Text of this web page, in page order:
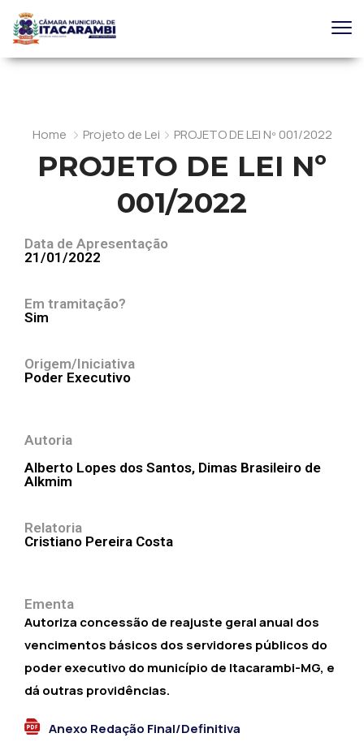
Home Projeto de Lei PROJETO DE LEI Nº 001/2022
PROJETO DE LEI Nº
001/2022
Data de Apresentação
21/01/2022
Em tramitação?
Sim
Origem/Iniciativa
Poder Executivo
Autoria
Alberto Lopes dos Santos, Dimas Brasileiro de
Alkmim
Relatoria
Cristiano Pereira Costa
Ementa
Autoriza concessão de reajuste geral anual dos
vencimentos básicos dos servidores públicos do
poder executivo do município de Itacarambi-MG, e
dá outras providências.
Anexo Redação Final/Definitiva